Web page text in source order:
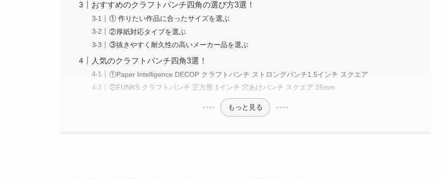
おすすめのクラフトパンチ四角の選び方3選！
① 作りたい作品に合ったサイズを選ぶ
②厚紙対応タイプを選ぶ
③抜きやすく耐久性の高いメーカー品を選ぶ
人気のクラフトパンチ四角3選！
①Paper Intelligence DECOP クラフトパンチ ストロングパンチ1.5インチ スクエア
②FUNKS クラフトパンチ 正方形 1インチ 穴あけパンチ スクエア 25mm
もっと見る